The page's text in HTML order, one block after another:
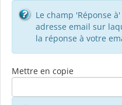
Le champ 'Réponse
adresse email sur
la réponse à votre
Mettre en copie